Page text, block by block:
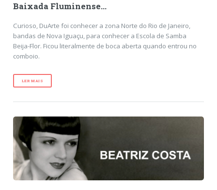
Baixada Fluminense...
Curioso, DuArte foi conhecer a zona Norte do Rio de Janeiro,
bandas de Nova Iguaçu, para conhecer a Escola de Samba
Beija-Flor. Ficou literalmente de boca aberta quando entrou no
comboio.
LER MAIS